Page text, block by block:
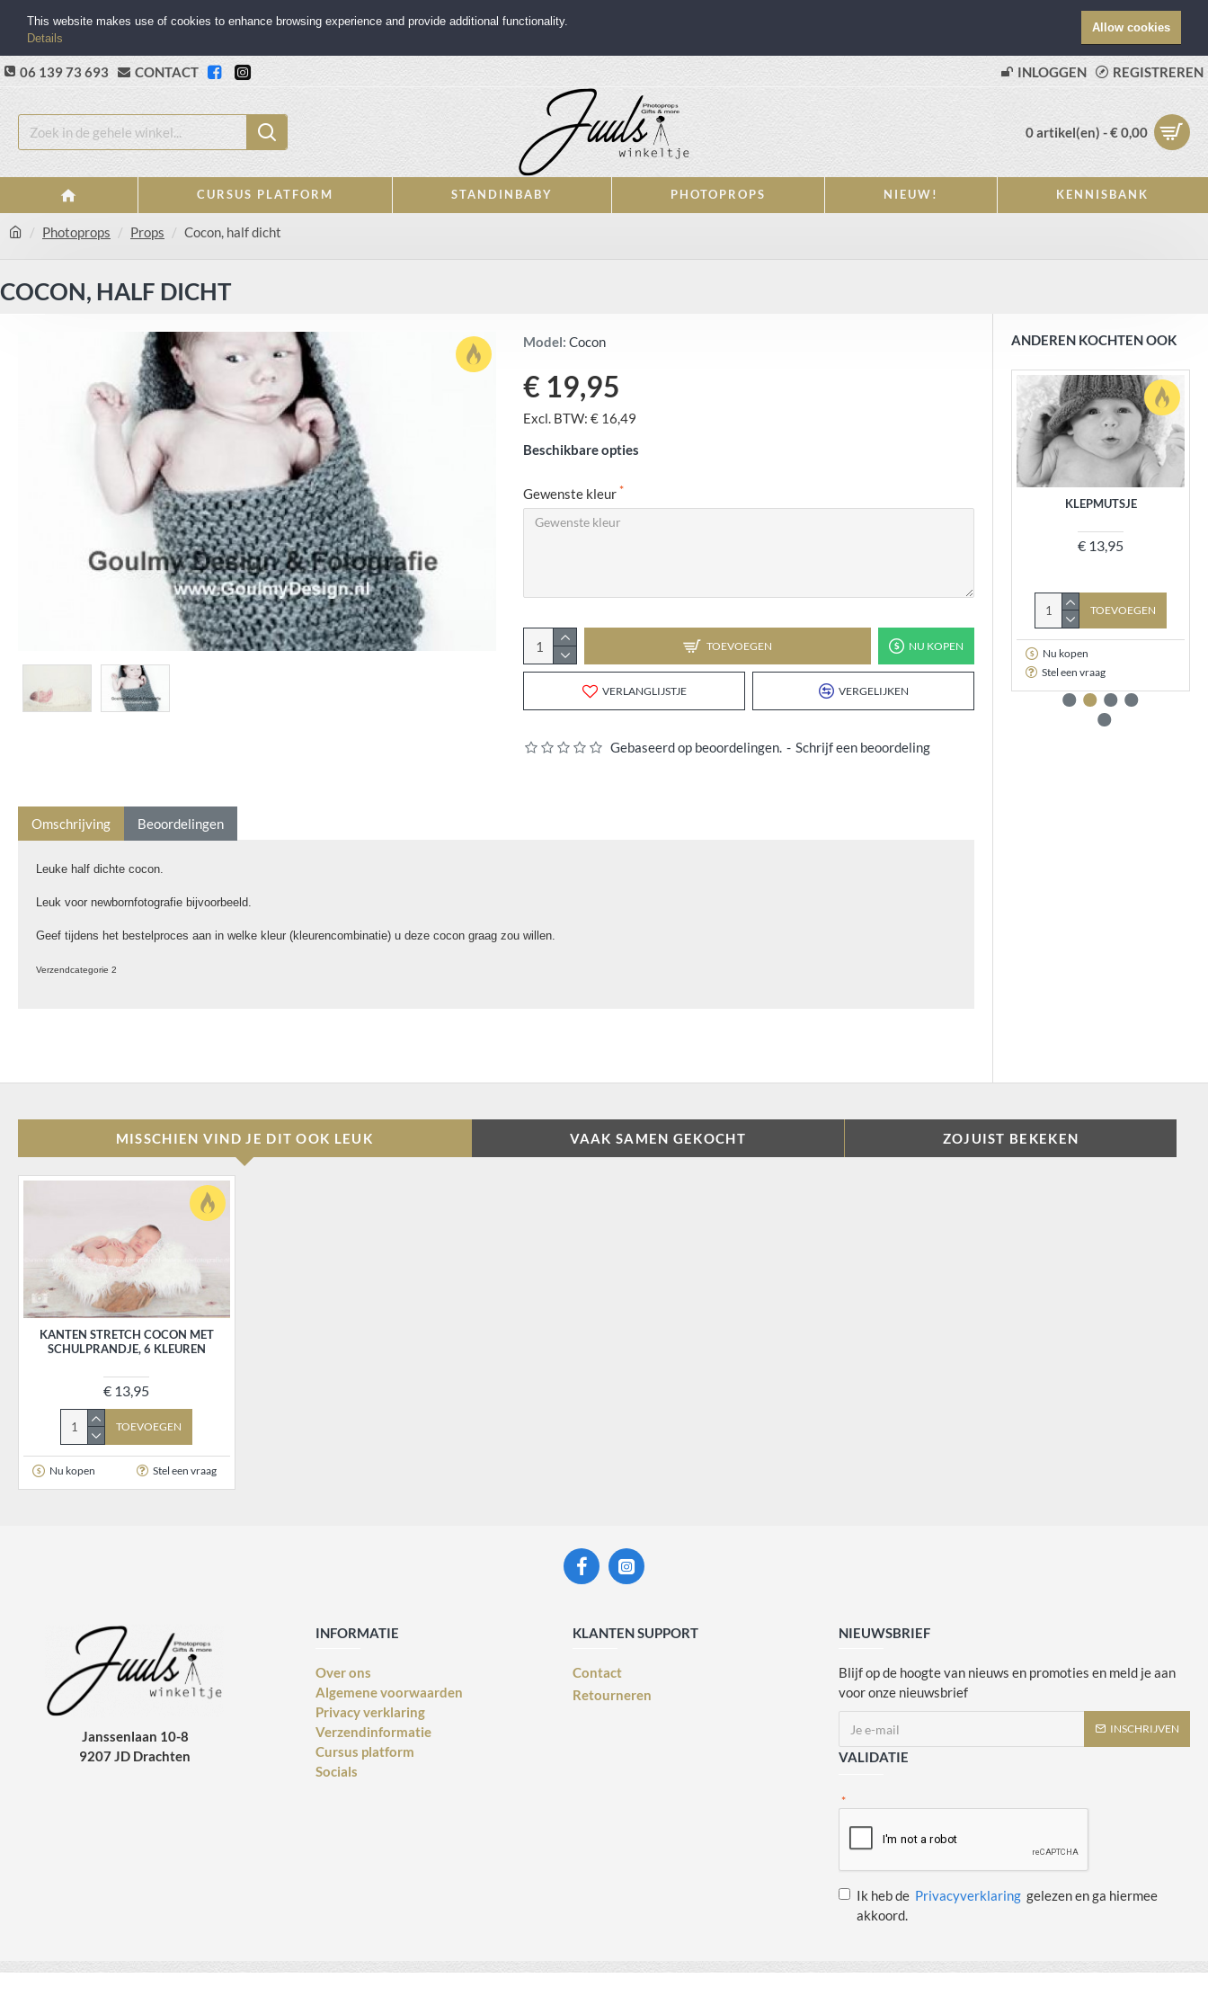
06 139 73 693 CONTACT INLOGGEN REGISTREREN
0 artikel(en) - € 0,00
CURSUS PLATFORM STANDINBABY PHOTOPROPS NIEUW! KENNISBANK
Photoprops Props Cocon, half dicht
COCON, HALF DICHT
Model: Cocon
Gebaseerd op beoordelingen. - Schrijf een beoordeling
€ 19,95
Excl. BTW: € 16,49
Beschikbare opties
Gewenste kleur
TOEVOEGEN NU KOPEN
VERLANGLIJSTJE VERGELIJKEN
Omschrijving Beoordelingen
Leuke half dichte cocon.
Leuk voor newbornfotografie bijvoorbeeld.
Geef tijdens het bestelproces aan in welke kleur (kleurencombinatie) u deze cocon graag zou willen.
Verzendcategorie 2
ANDEREN KOCHTEN OOK
Nu kopen
Stel een vraag
KLEPMUTSJE
€ 13,95
TOEVOEGEN
Nu kopen
Stel een vraag
MISSCHIEN VIND JE DIT OOK LEUK VAAK SAMEN GEKOCHT ZOJUIST BEKEKEN
KANTEN STRETCH COCON MET
SCHULPRANDJE, 6 KLEUREN
€ 13,95
TOEVOEGEN
Nu kopen Stel een vraag
Janssenlaan 10-8
9207 JD Drachten
INFORMATIE
Over ons
Algemene voorwaarden
Privacy verklaring
Verzendinformatie
Cursus platform
Socials
KLANTEN SUPPORT
Contact
Retourneren
NIEUWSBRIEF
Blijf op de hoogte van nieuws en promoties en meld je aan
voor onze nieuwsbrief
INSCHRIJVEN
VALIDATIE
Ik heb de Privacyverklaring gelezen en ga hiermee
akkoord.
This website makes use of cookies to enhance browsing experience and provide additional functionality.
Details
Allow cookies